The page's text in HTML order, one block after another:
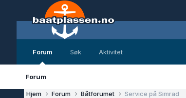
Forum
Forum
Søk Aktivitet
Hjem Forum Båtforumet Service på Simrad